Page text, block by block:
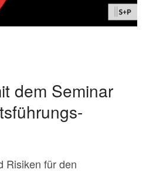
dem Seminar
Risiken für den